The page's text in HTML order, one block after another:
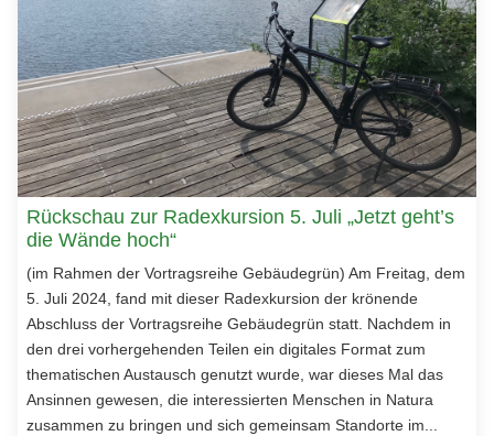
Rückschau zur Radexkursion 5. Juli „Jetzt geht’s
die Wände hoch“
(im Rahmen der Vortragsreihe Gebäudegrün) Am Freitag, dem
5. Juli 2024, fand mit dieser Radexkursion der krönende
Abschluss der Vortragsreihe Gebäudegrün statt. Nachdem in
den drei vorhergehenden Teilen ein digitales Format zum
thematischen Austausch genutzt wurde, war dieses Mal das
Ansinnen gewesen, die interessierten Menschen in Natura
zusammen zu bringen und sich gemeinsam Standorte im...